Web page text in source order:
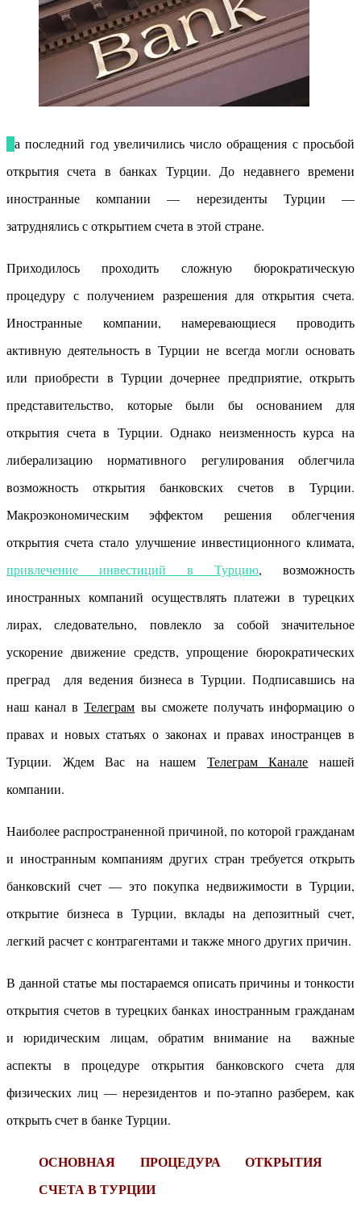
открытия счета в банках Турции. До недавнего времени
иностранные компании — нерезиденты Турции —
затруднялись с открытием счета в этой стране.
Приходилось проходить сложную бюрократическую
процедуру с получением разрешения для открытия счета.
Иностранные компании, намеревающиеся проводить
активную деятельность в Турции не всегда могли основать
или приобрести в Турции дочернее предприятие, открыть
представительство, которые были бы основанием для
открытия счета в Турции. Однако неизменность курса на
либерализацию нормативного регулирования облегчила
возможность открытия банковских счетов в Турции.
Макроэкономическим эффектом решения облегчения
открытия счета стало улучшение инвестиционного климата,
привлечение инвестиций в Турцию, возможность
иностранных компаний осуществлять платежи в турецких
лирах, следовательно, повлекло за собой значительное
ускорение движение средств, упрощение бюрократических
преград для ведения бизнеса в Турции. Подписавшись на
наш канал вТелеграм вы сможете получать информацию о
правах и новых статьях о законах и правах иностранцев в
Турции. Ждем Вас на нашем Телеграм Канале нашей
компании.
Наиболее распространенной причиной, по которой гражданам
и иностранным компаниям других стран требуется открыть
банковский счет — это покупка недвижимости в Турции,
открытие бизнеса в Турции, вклады на депозитный счет,
легкий расчет с контрагентами и также много других причин.
В данной статье мы постараемся описать причины и тонкости
открытия счетов в турецких банках иностранным гражданам
и юридическим лицам, обратим внимание на важные
аспекты в процедуре открытия банковского счета для
физических лиц — нерезидентов и по-этапно разберем, как
открыть счет в банке Турции.
ОСНОВНАЯ ПРОЦЕДУРА ОТКРЫТИЯ
СЧЕТА В ТУРЦИИ